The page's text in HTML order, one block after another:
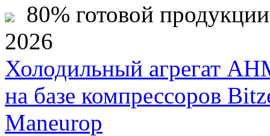
80% готовой
2026
Холодильный агрегат
на базе компрессоров
Maneurop